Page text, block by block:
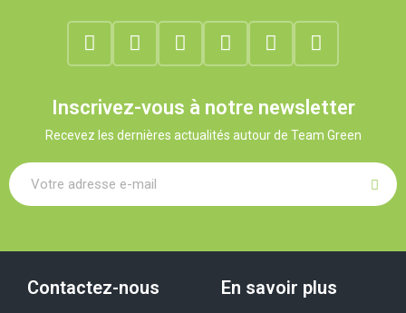
Inscrivez-vous à notre newsletter
Recevez les dernières actualités autour de Team Green
Contactez-nous En savoir plus